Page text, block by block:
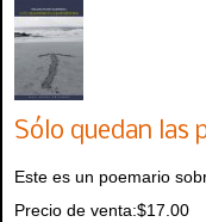
Sólo quedan las
Este es un poemario
Precio de venta:$17.00